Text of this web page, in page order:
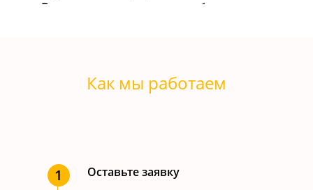
Варианты использования:
барная
Как мы работаем
1
Оставьте заявку